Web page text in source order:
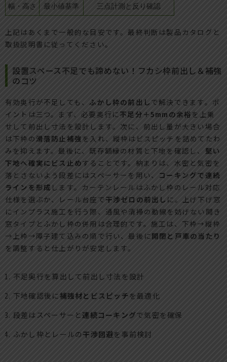
幅・高さ 最小値基準 三点計測と反り確認
上記はあくまで一般的な目安です。最終判断は製品カタログと
取扱説明書に従ってください。
設置スペース不足でも諦めない！フカシ枠前出し＆補強
のコツ
有効奥行が不足しても、ふかし枠の前出し で解決できます。ポ
イントは三つ。まず、必要奥行に 不足分＋5mmの余裕 を上乗
せして前出し寸法を設計します。次に、前出し量が大きい場合
は下枠の滑落防止補強を入れ、縦枠はビスピッチを詰めてたわ
みを抑えます。最後に、既存額縁の材質と下地を確認し、 堅い
下地へ確実にビス止めすることです。納まりは、水密と気密を
落とさないよう段差にはスペーサーを用い、 コーキングで連続
ラインを形成 します。カーテンレールはふかし枠のレール対応
仕様を選ぶか、レール台座で 干渉ゼロの前出し に。上げ下げ窓
にインプラス施工を行う際、通風や清掃の動線を妨げない開き
窓タイプとふかし枠の併用は合理的です。施工は、下枠→縦枠
→上枠→障子建て込みの順で行い、最後に 開閉と戸車の当たり
を調整すると仕上がりが安定します。
不足奥行を算出して前出し寸法を設計
下地確認後に補強材とビスピッチを最適化
段差はスペーサーと連続コーキングで気密を確保
ふかし枠とレールの干渉回避を事前検討